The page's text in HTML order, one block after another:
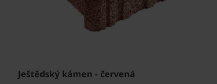
Ještědský kámen - červená